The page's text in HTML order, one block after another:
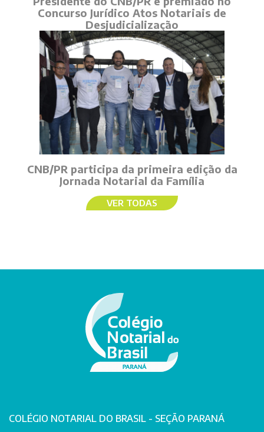
Concurso Jurídico Atos Notariais de
Desjudicialização
CNB/PR participa da primeira edição da
Jornada Notarial da Família
VER TODAS
COLÉGIO NOTARIAL DO BRASIL - SEÇÃO PARANÁ